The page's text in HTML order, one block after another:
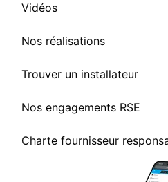
Vidéos
Nos réalisations
Trouver un installateur
Nos engagements RSE
Charte fournisseur